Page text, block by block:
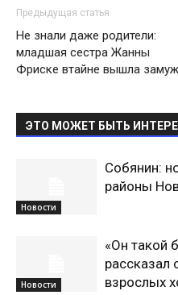
Предыдущая статья
Не знали даже родители:
младшая сестра Жанны
Фриске втайне вышла замуж
ЭТО МОЖЕТ БЫТЬ
Новости
Собянин:
районы
Новости
«Он такой
рассказал
взрослых